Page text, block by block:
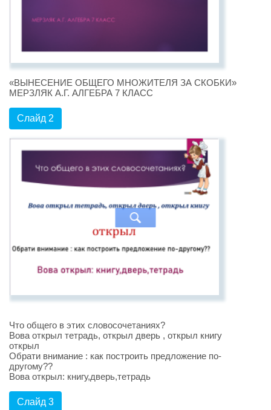
«ВЫНЕСЕНИЕ ОБЩЕГО МНОЖИТЕЛЯ ЗА СКОБКИ»
МЕРЗЛЯК А.Г. АЛГЕБРА 7 КЛАСС
Слайд 2
Что общего в этих словосочетаниях?
Вова открыл тетрадь, открыл дверь , открыл книгу
открыл
Обрати внимание : как построить предложение по-
другому??
Вова открыл: книгу,дверь,тетрадь
Слайд 3